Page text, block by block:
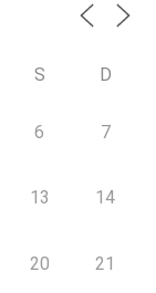
S D
6 7
13 14
20 21